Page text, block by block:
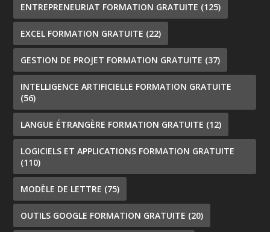
ENTREPRENEURIAT FORMATION GRATUITE (125)
EXCEL FORMATION GRATUITE (22)
GESTION DE PROJET FORMATION GRATUITE (37)
INTELLIGENCE ARTIFICIELLE FORMATION GRATUITE
(56)
LANGUE ÉTRANGÈRE FORMATION GRATUITE (12)
LOGICIELS ET APPLICATIONS FORMATION GRATUITE
(110)
MODÈLE DE LETTRE (75)
OUTILS GOOGLE FORMATION GRATUITE (20)